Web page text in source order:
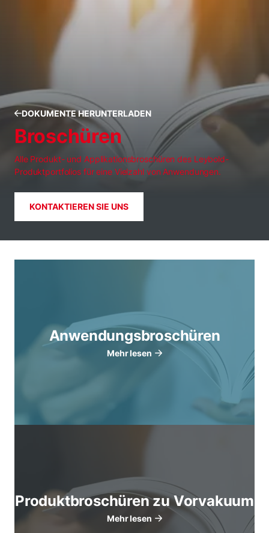
DOKUMENTE HERUNTERLADEN
Broschüren
Alle Produkt- und Applikationsbroschüren des Leybold-
Produktportfolios für eine Vielzahl von Anwendungen.
KONTAKTIEREN SIE UNS
Anwendungsbroschüren
Mehr lesen
Produktbroschüren zu Vorvakuum
Mehr lesen